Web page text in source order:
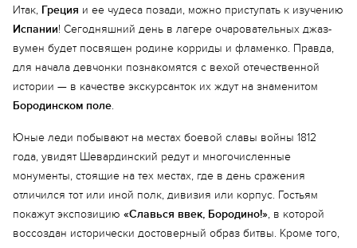
Итак, Греция и ее чудеса позади, можно приступать к изучению
Испании! Сегодняшний день в лагере очаровательных джаз-
вумен будет посвящен родине корриды и фламенко. Правда,
для начала девчонки познакомятся с вехой отечественной
истории — в качестве экскурсанток их ждут на знаменитом
Бородинском поле.
Юные леди побывают на местах боевой славы войны 1812
года, увидят Шевардинский редут и многочисленные
монументы, стоящие на тех местах, где в день сражения
отличился тот или иной полк, дивизия или корпус. Гостьям
покажут экспозицию «Славься ввек, Бородино!», в которой
воссоздан исторически достоверный образ битвы. Кроме того,